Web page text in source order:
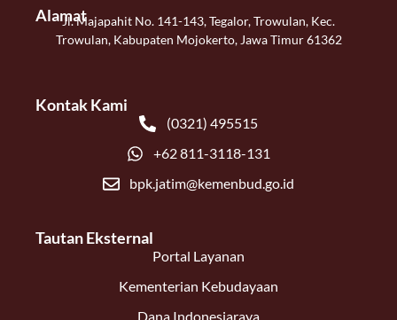
AlamatJl. Majapahit No. 141-143, Tegalor, Trowulan, Kec.
Trowulan, Kabupaten Mojokerto, Jawa Timur 61362
Kontak Kami
(0321) 495515
+62 811-3118-131
bpk.jatim@kemenbud.go.id
Tautan Eksternal
Portal Layanan
Kementerian Kebudayaan
Dana Indonesiaraya